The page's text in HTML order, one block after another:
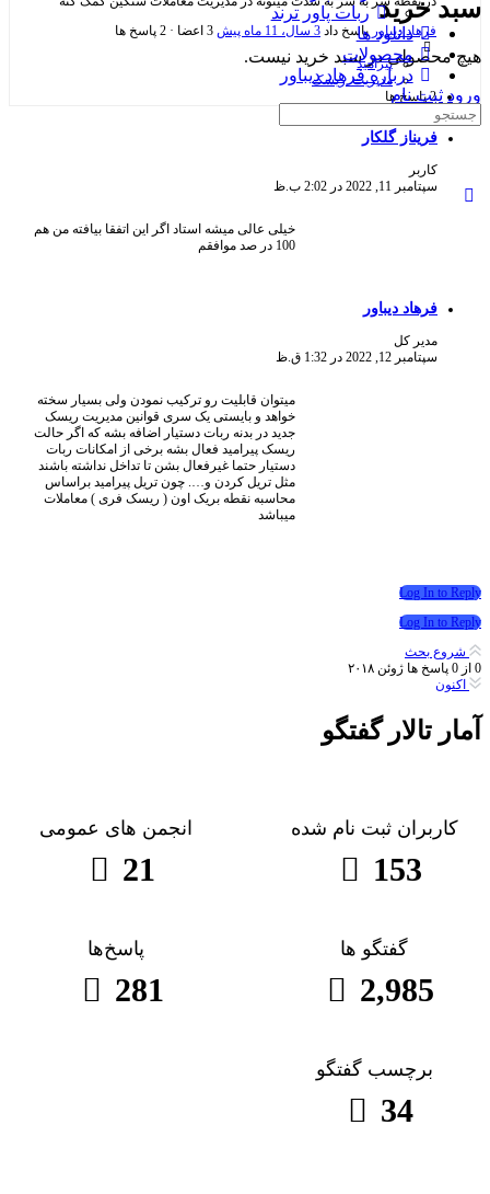
سبد خرید
هیچ محصولی در سبد خرید نیست.
ورود ثبت نام
ربات پاور ترند
دانلود ها
محصولات
درباره فرهاد دیباور
جست
فرهاد دیباور پاسخ داد 3 سال‌، 11 ماه پیش 3 اعضا · 2 پاسخ ها
پیرامید
مدیریت_ریسک
2 پاسخ ها
فریناز گلکار
کاربر
سپتامبر 11, 2022 در 2:02 ب.ظ
خیلی عالی میشه استاد اگر این اتفقا بیافته من هم
100 در صد موافقم
فرهاد دیباور
مدیر کل
سپتامبر 12, 2022 در 1:32 ق.ظ
میتوان قابلیت رو ترکیب نمودن ولی بسیار سخته
خواهد و بایستی یک سری قوانین مدیریت ریسک
جدید در بدنه ربات دستیار اضافه بشه که اگر حالت
ریسک پیرامید فعال بشه برخی از امکانات ربات
دستیار حتما غیرفعال بشن تا تداخل نداشته باشند
مثل تریل کردن و…. چون تریل پیرامید براساس
محاسبه نقطه بریک اون ( ریسک فری ) معاملات
میباشد
Log In to Reply
Log In to Reply
شروع بحث
0 از 0 پاسخ ها ژوئن ۲۰۱۸
اکنون
آمار تالار گفتگو
کاربران ثبت نام شده
153
انجمن های عمومی
21
گفتگو ها
2,985
پاسخ‌ها
281
برچسب گفتگو
34